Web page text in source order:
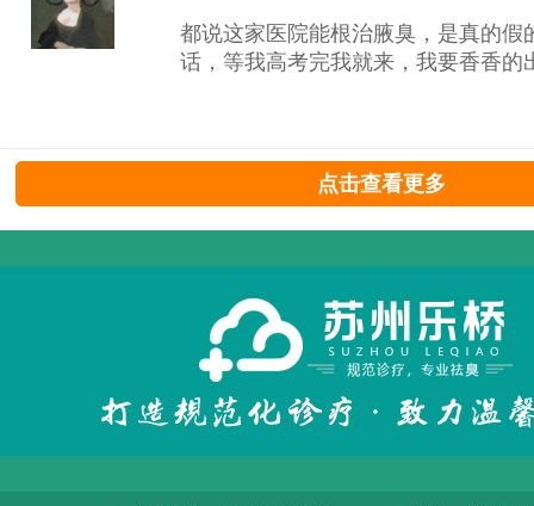
都说这家医院能根治腋臭，是真的假
话，等我高考完我就来，我要香香的
点击查看更多